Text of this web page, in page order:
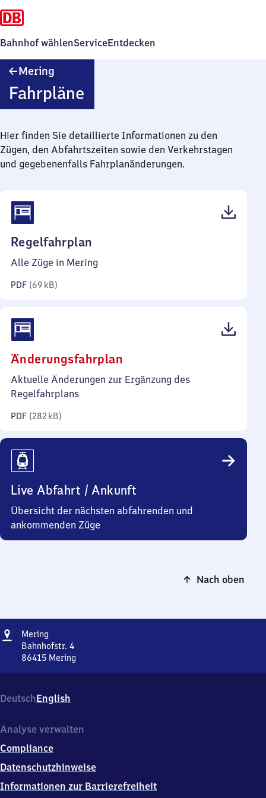
Bahnhof wählenServiceEntdecken
Mering
Fahrpläne
Hier finden Sie detaillierte Informationen zu den
Zügen, den Abfahrtszeiten sowie den Verkehrstagen
und gegebenenfalls Fahrplanänderungen.
Regelfahrplan
69
Alle Züge in Mering
PDF (69 kB)
Änderungsfahrplan
282
Aktuelle Änderungen zur Ergänzung des
Regelfahrplans
PDF (282 kB)
Live Abfahrt / Ankunft
Übersicht der nächsten abfahrenden und
ankommenden Züge
Nach oben
Adresse
Mering
Bahnhofstr. 4
86415 Mering
4,
8
4
5
Mering
DeutschEnglish
Analyse verwalten
Compliance
Datenschutzhinweise
Informationen zur Barrierefreiheit